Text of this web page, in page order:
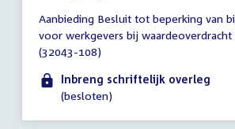
vergadering
tot
14:00
uur
Aanbieding Besluit tot beperking van
voor werkgevers bij waardeoverdracht
(32043-108)
Inbreng schriftelijk overleg
(besloten)